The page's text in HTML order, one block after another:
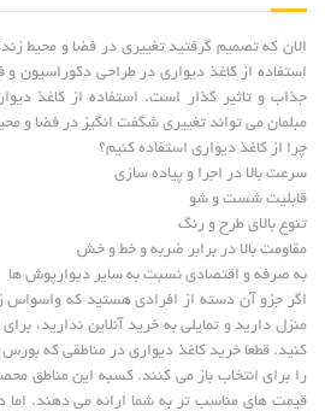
الان که تصمیم گرفتید تغییری در فضا و محیط
استفاده از کاغذ دیواری در طراحی دکوراسیون
جذاب و تاثیر گذار است. استفاده از کاغذ
مبلمان می تواند تغییری شگفت انگیز در فضا و
چرا از کاغذ دیواری استفاده کنیم؟
سرعت بالا در اجرا و پیاده سازی
قابلیت شست و شو
تنوع بالای طرح و رنگ
مقاومت بالا در برابر ضربه و خط و خش
به صرفه و اقتصادی نسبت به سایر دیوارپوش ها
اگر جزو آن دسته از افرادی هستید که واسواس
منزل دارید و تمایلی به خرید آنلاین ندارید، برای
کنید. قطعا خرید کاغذ دیواری در مناطقی که
را برای انتخاب باز می کنند. کسبه این مناطق
قیمت های مناسب تر به شما ارائه می دهند. اما